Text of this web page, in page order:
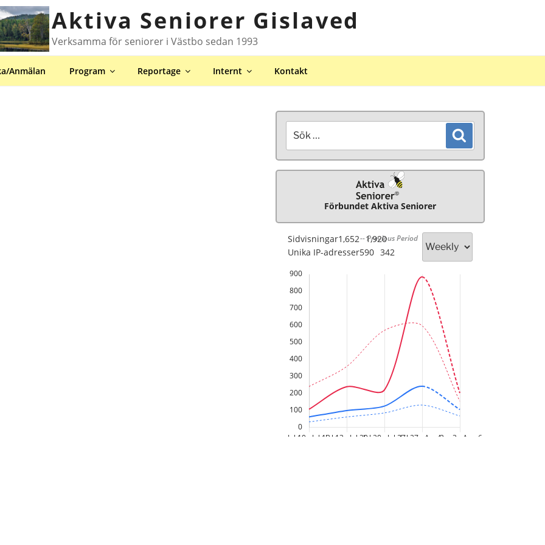
Aktiva Seniorer Gislaved
Verksamma för seniorer i Västbo sedan 1993
Anmälan Program Reportage Internt Kontakt
efter:
Förbundet Aktiva Seniorer
-- Previous Period
Sidvisningar1,652 1,920
Unika IP-adresser590 342